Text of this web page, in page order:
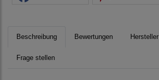
Beschreibung Bewertungen Hersteller
Frage stellen